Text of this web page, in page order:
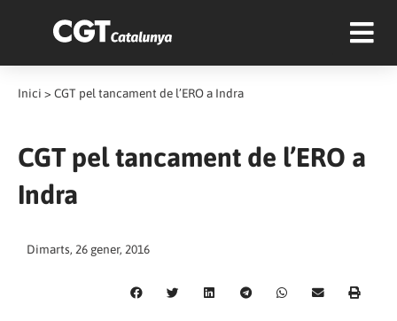
Inici > CGT pel tancament de l’ERO a Indra
CGT pel tancament de l’ERO a
Indra
Dimarts, 26 gener, 2016